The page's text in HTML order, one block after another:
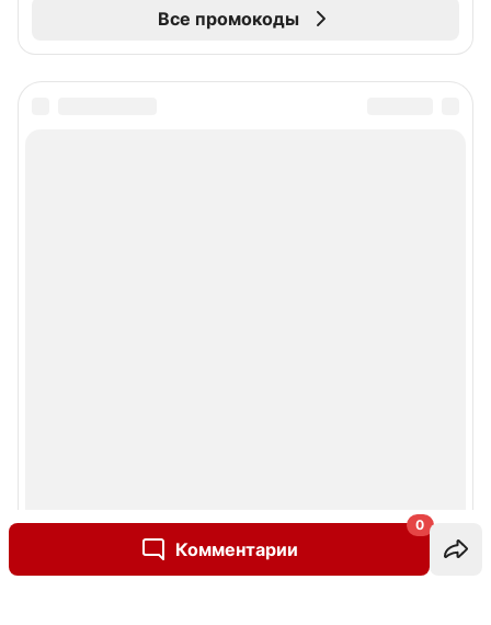
Комментарии
0
Все промокоды